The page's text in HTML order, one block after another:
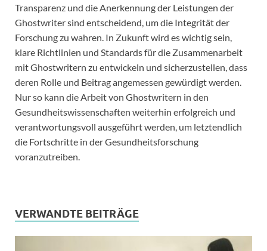
Transparenz und die Anerkennung der Leistungen der
Ghostwriter sind entscheidend, um die Integrität der
Forschung zu wahren. In Zukunft wird es wichtig sein,
klare Richtlinien und Standards für die Zusammenarbeit
mit Ghostwritern zu entwickeln und sicherzustellen, dass
deren Rolle und Beitrag angemessen gewürdigt werden.
Nur so kann die Arbeit von Ghostwritern in den
Gesundheitswissenschaften weiterhin erfolgreich und
verantwortungsvoll ausgeführt werden, um letztendlich
die Fortschritte in der Gesundheitsforschung
voranzutreiben.
VERWANDTE BEITRÄGE